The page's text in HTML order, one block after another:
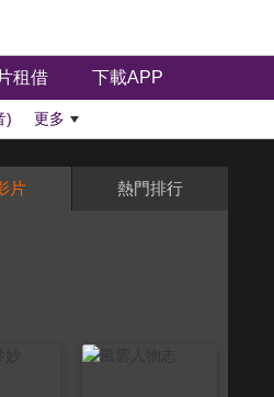
租借 下載APP
) 更多
片 熱門排行